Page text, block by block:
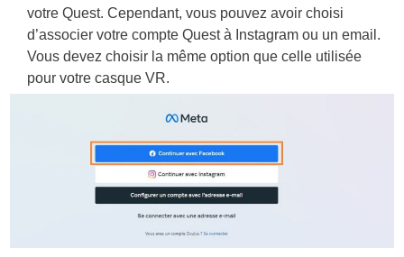
votre Quest. Cependant, vous pouvez avoir choisi
d’associer votre compte Quest à Instagram ou un email.
Vous devez choisir la même option que celle utilisée
pour votre casque VR.